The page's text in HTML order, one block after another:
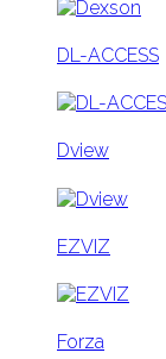
DL-ACCESS
Dview
EZVIZ
Forza